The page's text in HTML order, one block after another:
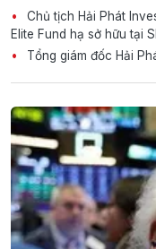
Chủ tịch Hải Phát
Elite Fund hạ sở hữu tại
Tổng giám đốc Hải